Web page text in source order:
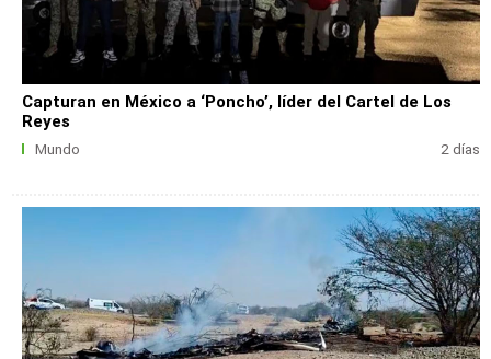
Capturan en México a ‘Poncho’, líder del Cartel de Los
Reyes
Mundo 2 días